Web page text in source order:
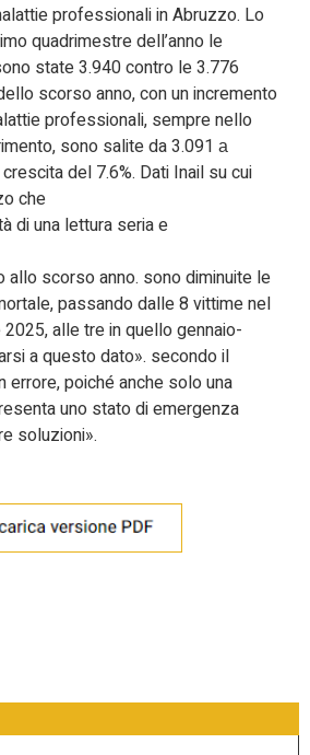
professionali in Abruzzo. Lo
quadrimestre dell’anno le
state 3.940 contro le 3.776
scorso anno, con un incremento
professionali, sempre nello
sono salite da 3.091 а
del 7.6%. Dati Inail su cui
che
di una lettura seria e
allo scorso anno. sono diminuite le
passando dalle 8 vittime nel
alle tre in quello gennaio-
a questo dato». secondo il
errore, poiché anche solo una
uno stato di emergenza
soluzioni».